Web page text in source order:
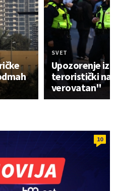
SVET
Upozorenje iz
teroristički
verovatan"
10